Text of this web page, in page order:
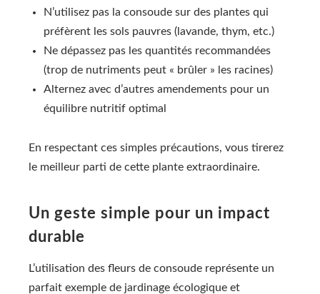
N’utilisez pas la consoude sur des plantes qui
préfèrent les sols pauvres (lavande, thym, etc.)
Ne dépassez pas les quantités recommandées
(trop de nutriments peut « brûler » les racines)
Alternez avec d’autres amendements pour un
équilibre nutritif optimal
En respectant ces simples précautions, vous tirerez
le meilleur parti de cette plante extraordinaire.
Un geste simple pour un impact
durable
L’utilisation des fleurs de consoude représente un
parfait exemple de jardinage écologique et